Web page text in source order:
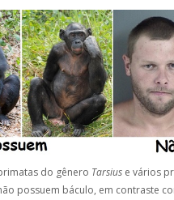
do gênero Tarsiuse vários
possuem báculo, em contraste